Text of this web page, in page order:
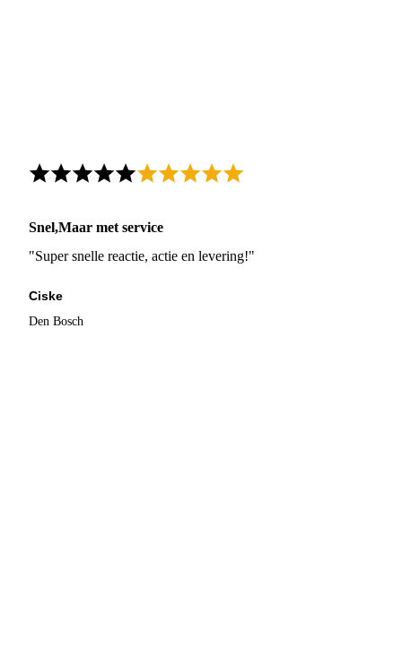
Snel,Maar met service
"Super snelle reactie, actie en levering!"
Ciske
Den Bosch